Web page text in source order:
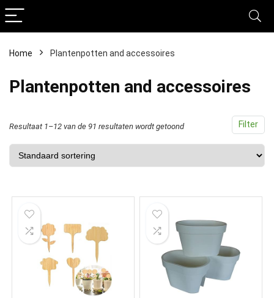
Home Plantenpotten and accessoires
Plantenpotten and accessoires
Filter
Resultaat 1–12 van de 91 resultaten wordt getoond